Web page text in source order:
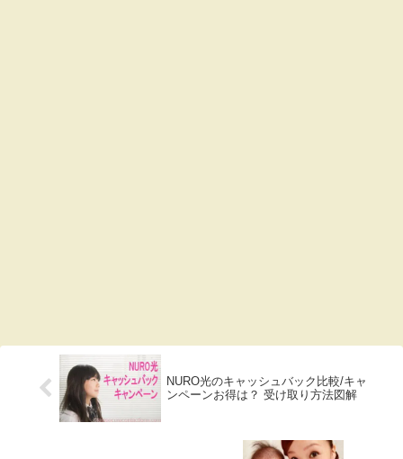
NURO光のキャッシュバック比較/キャ
ンペーンお得は？ 受け取り方法図解